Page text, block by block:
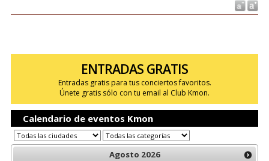
ENTRADAS GRATIS
Entradas gratis para tus conciertos favoritos.
Únete gratis sólo con tu email al Club Kmon.
Calendario de eventos Kmon
Agosto 2026